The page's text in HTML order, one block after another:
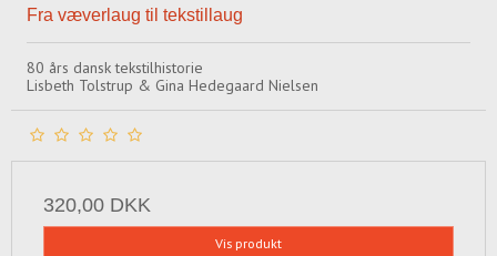
Fra væverlaug til tekstillaug
80 års dansk tekstilhistorie
Lisbeth Tolstrup & Gina Hedegaard Nielsen
320,00 DKK
Vis produkt